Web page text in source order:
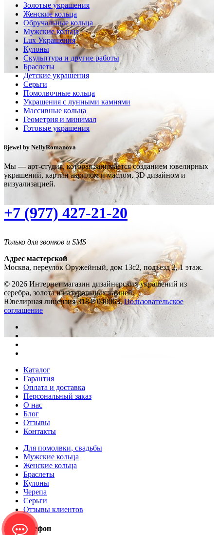
Золотые украшения
Женские кольца
Обручальные кольца
Мужские кольца
Lux Украшения
Кулоны
Скульптура и другие работы
Браслеты
Детские украшения
Серьги
Помолвочные кольца
Украшения с лунными камнями
Массивные кольца
Геометрия и минимал
Готовые украшения
8jewel by NellyRomanova
Мы — арт-студия, которая занимается созданием ювелирных
украшений, картин акрилом и маслом, 3D дизайном и
визуализацией.
+7 (977) 427-21-20
Только для звонков и SMS
Адрес мастерской
Москва, переулок Оружейный, дом 13с2, подъезд 2, 1 этаж.
© 2026 Интернет магазин дизайнерских украшений из
серебра, золота и натуральных камней.
Ювелирная лицензия 31847040063,Пользовательское
соглашение
Каталог
Гарантия
Оплата и доставка
Персональный заказ
О нас
Блог
Отзывы
Контакты
Для помолвки, свадьбы
Мужские кольца
Женские кольца
Браслеты
Кулоны
Черепа
Серьги
Отзывы клиентов
Наш телефон